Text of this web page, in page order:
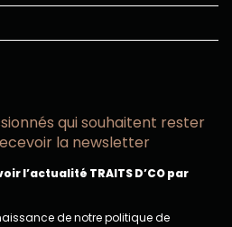
qui souhaitent rester
la newsletter
l’actualité TRAITS D’CO par
de notre politique de